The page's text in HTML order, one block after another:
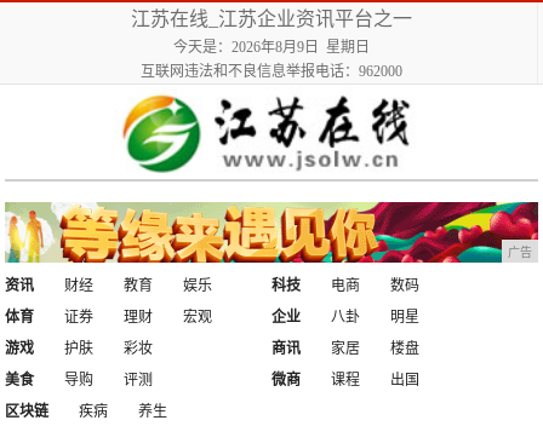
江苏在线_江苏企业资讯平台之一
今天是：2026年8月9日 星期日
互联网违法和不良信息举报电话：962000
广告
资讯 财经 教育
娱乐
体育
证券 理财 宏观
科技 电商
数码
企业
八卦
明星
游戏
护肤
彩妆
美食
导购 评测
商讯 家居
楼盘
微商
课程
出国
区块链
疾病
养生